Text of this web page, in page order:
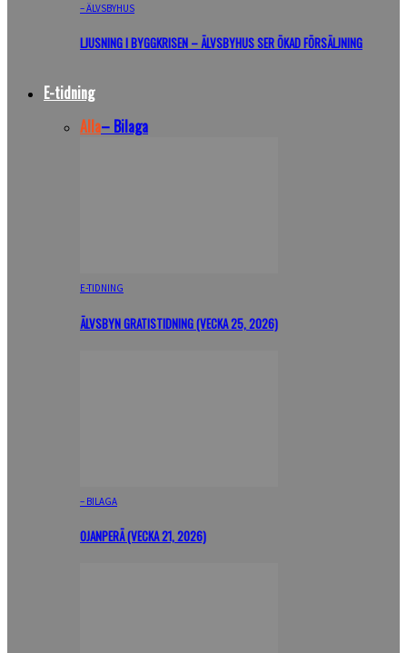
– ÄLVSBYHUS
LJUSNING I BYGGKRISEN – ÄLVSBYHUS SER ÖKAD FÖRSÄLJNING
E-tidning
Alla– Bilaga
E-TIDNING
ÄLVSBYN GRATISTIDNING (VECKA 25, 2026)
– BILAGA
OJANPERÄ (VECKA 21, 2026)